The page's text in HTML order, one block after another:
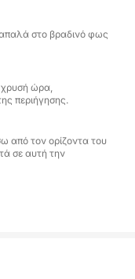
παραλιών
που είναι
έχετε άφθονο
να κάνετε
απλώς να
Στο πλοίο,
ηλιοθεραπεία
την
εμπειρία,
με απόλυτη
στο βραδινό φως
χρυσή ώρα,
περιήγησης.
από τον ορίζοντα του
σε αυτή την